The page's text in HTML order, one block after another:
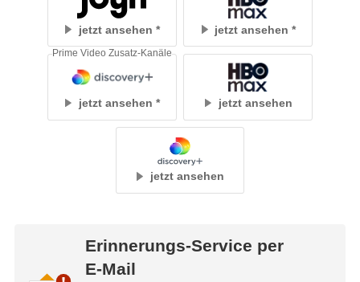
jetzt ansehen jetzt ansehen
jetzt ansehen
Prime Video Zusatz-Kanäle
jetzt ansehen
jetzt ansehen
Erinnerungs-Service per
E-Mail